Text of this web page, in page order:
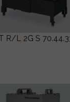
R/L 2G S